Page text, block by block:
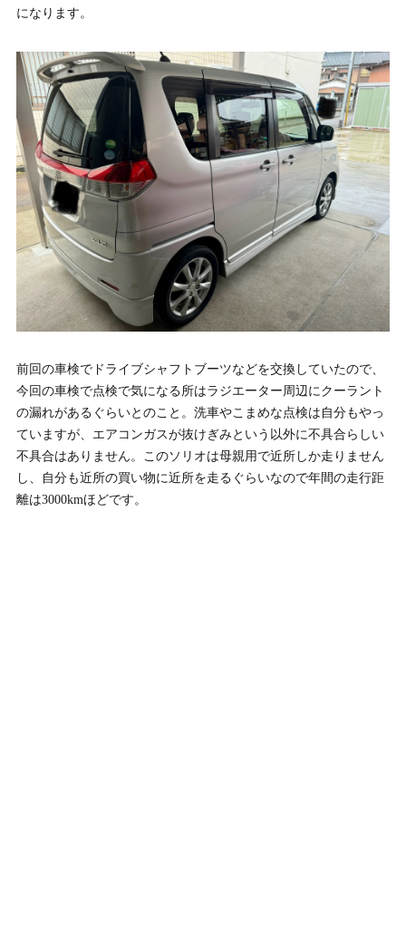
になります。
前回の車検でドライブシャフトブーツなどを交換していたので、
今回の車検で点検で気になる所はラジエーター周辺にクーラント
の漏れがあるぐらいとのこと。洗車やこまめな点検は自分もやっ
ていますが、エアコンガスが抜けぎみという以外に不具合らしい
不具合はありません。このソリオは母親用で近所しか走りません
し、自分も近所の買い物に近所を走るぐらいなので年間の走行距
離は3000kmほどです。